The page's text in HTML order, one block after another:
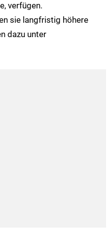
verfügen.
sie langfristig höhere
dazu unter